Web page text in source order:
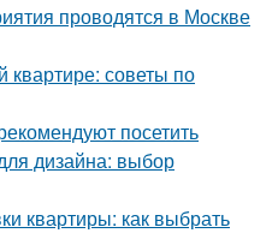
проводятся в Москве
квартире: советы по
посетить
дизайна: выбор
квартиры: как выбрать